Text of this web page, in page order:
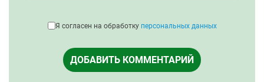
Я согласен на обработку персональных данных
ДОБАВИТЬ КОММЕНТАРИЙ